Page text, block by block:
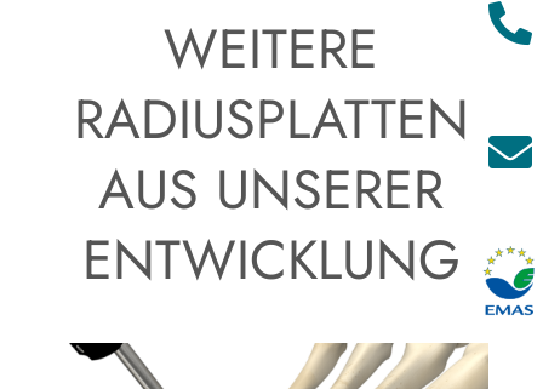


^
WEITERE
RADIUSPLATTEN
AUS UNSERER
ENTWICKLUNG